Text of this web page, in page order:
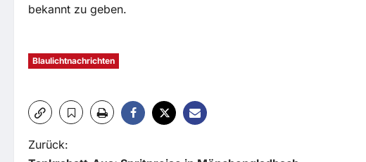
bekannt zu geben.
Blaulichtnachrichten
B
Zurück: